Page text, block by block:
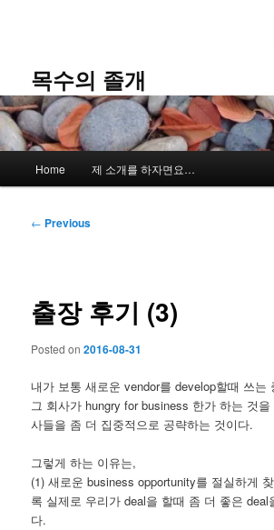
content목수의 졸개
Home 제 소개를 하자면요…
Post
← Previous
출장 후기 (3)
Posted on2016-08-31
내가 보통 새로운 vendor를 develop할때 쓰는
그 회사가 hungry for business 한가 하는 것
사들을 좀 더 집중적으로 공략하는 것이다.
그렇게 하는 이유는,
(1) 새로운 business opportunity를 절실하게
록 실제로 우리가 deal을 할때 좀 더 좋은 deal
다.